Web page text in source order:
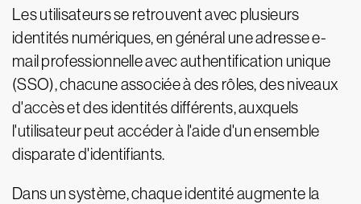
Les utilisateurs se retrouvent avec plusieurs
identités numériques, en général une adresse e-
mail professionnelle avec authentification unique
(SSO), chacune associée à des rôles, des niveaux
d'accès et des identités différents, auxquels
l'utilisateur peut accéder à l'aide d'un ensemble
disparate d'identifiants.
Dans un système, chaque identité augmente la